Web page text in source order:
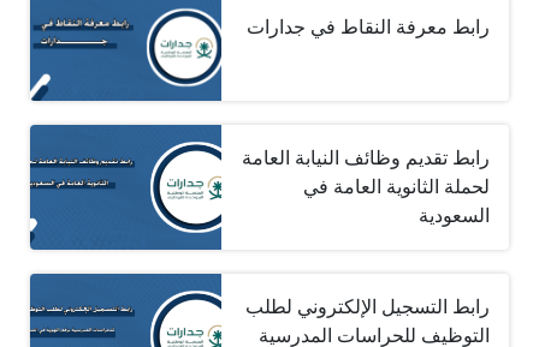
رابط معرفة النقاط في جدارات
رابط تقديم وظائف النيابة العامة
لحملة الثانوية العامة في
السعودية
رابط التسجيل الإلكتروني لطلب
التوظيف للحراسات المدرسية